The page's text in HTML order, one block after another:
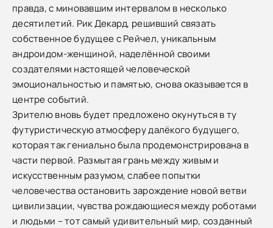
правда, с миновавшим интервалом в несколько
десятилетий. Рик Декард, решивший связать
собственное будущее с Рейчел, уникальным
андроидом-женщиной, наделённой своими
создателями настоящей человеческой
эмоциональностью и памятью, снова оказывается в
центре событий.
Зрителю вновь будет предложено окунуться в ту
футуристическую атмосферу далёкого будущего,
которая так гениально была продемонстрирована в
части первой. Размытая грань между живым и
искусственным разумом, слабее попытки
человечества остановить зарождение новой ветви
цивилизации, чувства рождающиеся между роботами
и людьми – тот самый удивительный мир, созданный